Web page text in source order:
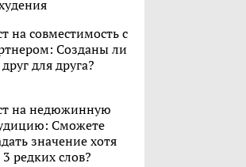
на совместимость с
Созданы ли
для друга?
на недюжинную
Сможете
значение хотя
редких слов?